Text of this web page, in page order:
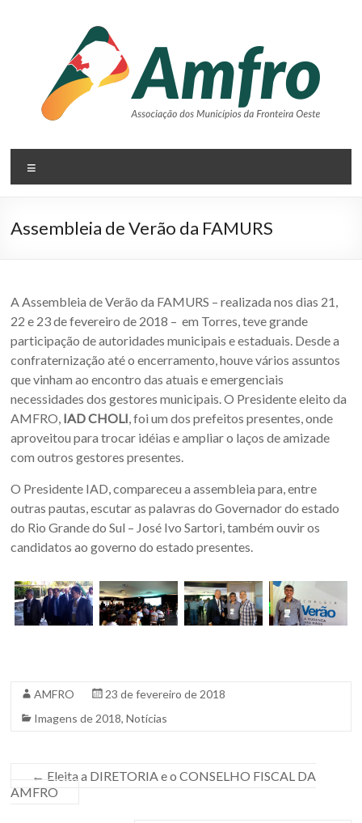
AMFRO
–
Associação
da
Fronteira
Oeste
–
RS
Site
da
Associação
dos
Municípios
Fronteira
Oeste
do
Grande
do
Assembleia de Verão da FAMURS
A Assembleia de Verão da FAMURS – realizada nos dias 21,
22 e 23 de fevereiro de 2018 – em Torres, teve grande
participação de autoridades municipais e estaduais. Desde a
confraternização até o encerramento, houve vários assuntos
que vinham ao encontro das atuais e emergenciais
necessidades dos gestores municipais. O Presidente eleito da
AMFRO, IAD CHOLI, foi um dos prefeitos presentes, onde
aproveitou para trocar idéias e ampliar o laços de amizade
com outros gestores presentes.
O Presidente IAD, compareceu a assembleia para, entre
outras pautas, escutar as palavras do Governador do estado
do Rio Grande do Sul – José Ivo Sartori, também ouvir os
candidatos ao governo do estado presentes.
AMFRO
23 de fevereiro de 2018
Imagens de 2018,Notícias
← Eleita a DIRETORIA e o CONSELHO FISCAL DA
AMFRO